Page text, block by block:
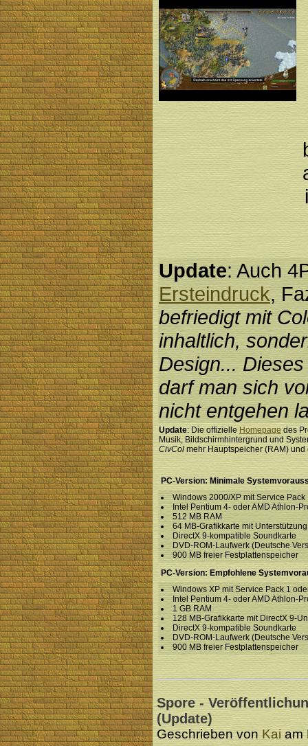
Update: Auch
Ersteindruck,
befriedigt mit
inhaltlich,
Design...
darf man sich
nicht entgehen
Update: Die offizielle Homepagedes
Musik, Bildschirmhintergrund und
CivCol mehr Hauptspeicher (RAM)
PC-Version: Minimale
Windows 2000/XP mit Service
Intel Pentium 4- oder AMD Athlon-
512 MB RAM
64 MB-Grafikkarte mit
DirectX 9-kompatible Soundkarte
DVD-ROM-Laufwerk (Deutsche
900 MB freier Festplattenspeicher
PC-Version: Empfohlene
Windows XP mit Service Pack 1
Intel Pentium 4- oder AMD Athlon-
1 GB RAM
128 MB-Grafikkarte mit DirectX 9-
DirectX 9-kompatible Soundkarte
DVD-ROM-Laufwerk (Deutsche
900 MB freier Festplattenspeicher
Spore -
(Update)
Geschrieben von Kaiam